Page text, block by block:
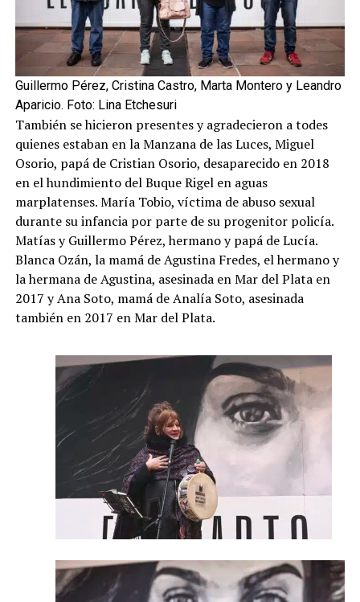
Guillermo Pérez, Cristina Castro, Marta Montero y Leandro
Aparicio. Foto: Lina Etchesuri
También se hicieron presentes y agradecieron a todes
quienes estaban en la Manzana de las Luces, Miguel
Osorio, papá de Cristian Osorio, desaparecido en 2018
en el hundimiento del Buque Rigel en aguas
marplatenses. María Tobio, víctima de abuso sexual
durante su infancia por parte de su progenitor policía.
Matías y Guillermo Pérez, hermano y papá de Lucía.
Blanca Ozán, la mamá de Agustina Fredes, el hermano y
la hermana de Agustina, asesinada en Mar del Plata en
2017 y Ana Soto, mamá de Analía Soto, asesinada
también en 2017 en Mar del Plata.